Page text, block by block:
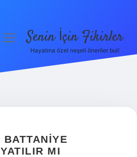
menüyüSenin İçin Fikirler
Hayatına özel neşeli öneriler bul!
MI